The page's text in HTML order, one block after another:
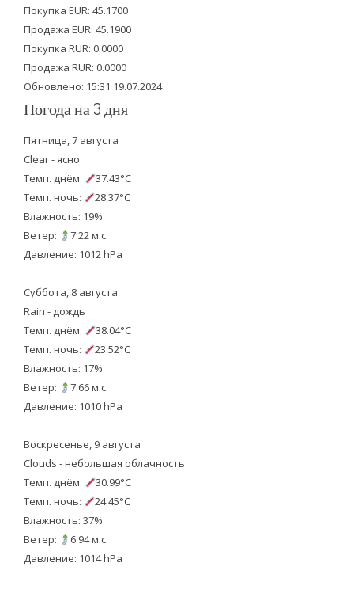
e
r
o
o
k
b
e
Покупка EUR: 45.1700
Продажа EUR: 45.1900
Покупка RUR: 0.0000
Продажа RUR: 0.0000
Обновлено: 15:31 19.07.2024
Погода на 3 дня
Пятница, 7 августа
Clear - ясно
Темп. днём:
37.43°C
Темп. ночь:
28.37°C
Влажность: 19%
Ветер:
7.22 м.с.
Давление: 1012 hPa
Суббота, 8 августа
Rain - дождь
Темп. днём:
38.04°C
Темп. ночь:
23.52°C
Влажность: 17%
Ветер:
7.66 м.с.
Давление: 1010 hPa
Воскресенье, 9 августа
Clouds - небольшая облачность
Темп. днём:
30.99°C
Темп. ночь:
24.45°C
Влажность: 37%
Ветер:
6.94 м.с.
Давление: 1014 hPa